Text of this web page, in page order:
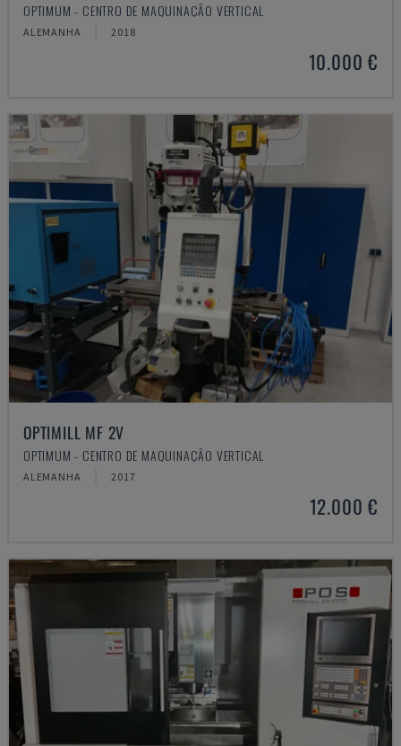
OPTIMUM - CENTRO DE MAQUINAÇÃO VERTICAL
ALEMANHA 2018
10.000 €
OPTIMILL MF 2V
OPTIMUM - CENTRO DE MAQUINAÇÃO VERTICAL
ALEMANHA 2017
12.000 €